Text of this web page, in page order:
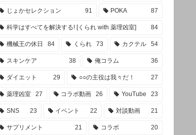
じょかセレクション 91 POKA 87
科学はすべてを解決する! [くられ with 薬理凶室] 84
機械王の休日 84 くられ 73 カクテル 54
スキンケア 38 俺コラム 36
ダイエット 29 ○○の主役は我々だ！ 27
薬理凶室 27 コラボ動画 26 YouTube 23
SNS 23 イベント 22 対談動画 21
サプリメント 21 コラボ 20